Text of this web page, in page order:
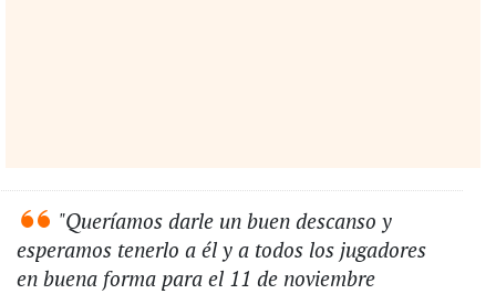
"Queríamos darle un buen descanso y
esperamos tenerlo a él y a todos los jugadores
en buena forma para el 11 de noviembre